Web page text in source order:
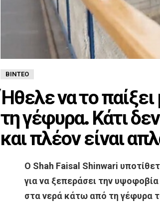
ΒΊΝΤΕΟ
Ήθελε να το
τη γέφυρα. Κάτι
και πλέον είναι
Ο Shah Faisal Shinwari
για να ξεπεράσει την
στα νερά κάτω από τη γέφυρα